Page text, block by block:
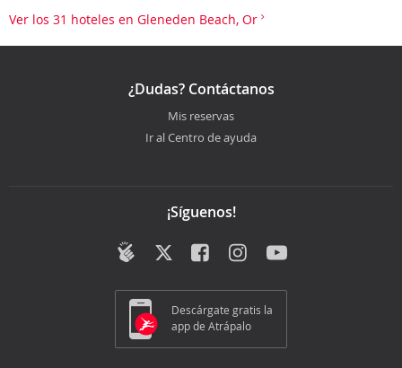
Ver los 31 hoteles en Gleneden Beach, Or
¿Dudas? Contáctanos
Mis reservas
Ir al Centro de ayuda
¡Síguenos!
Descárgate gratis la
app de Atrápalo